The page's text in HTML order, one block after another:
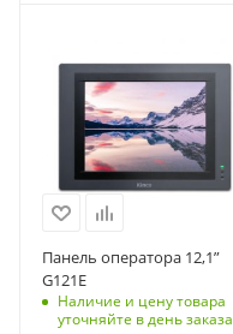
Панель оператора 12,1”
G121E
Наличие и цену товара
уточняйте в день заказа